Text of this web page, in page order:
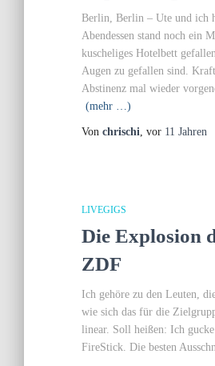
Berlin, Berlin – Ute und ich
Abendessen stand noch ein
kuscheliges Hotelbett
Augen zu gefallen sind.
Abstinenz mal wieder
(mehr …)
Von chrischi, vor 11 Jahren
LIVEGIGS
Die Explosion
ZDF
Ich gehöre zu den Leuten,
wie sich das für die
linear. Soll heißen: Ich
FireStick. Die besten